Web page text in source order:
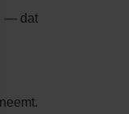
— dat